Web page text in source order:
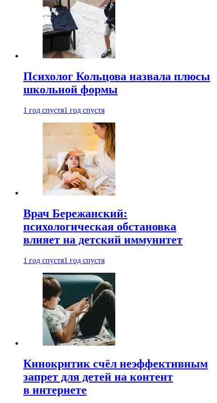
Психолог Кольцова назвала плюсы
школьной формы
1 год спустя1 год спустя
Врач Бережанский:
психологическая обстановка
влияет на детский иммунитет
1 год спустя1 год спустя
Кинокритик счёл неэффективным
запрет для детей на контент
в интернете